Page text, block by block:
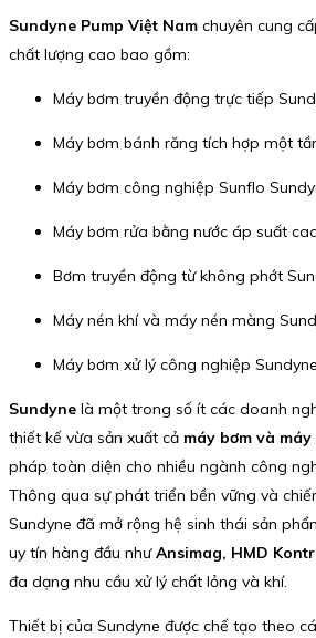
Sundyne Pump Việt Nam chuyên cung
chất lượng cao bao gồm:
Máy bơm truyền động trực tiếp
Máy bơm bánh răng tích hợp một
Máy bơm công nghiệp Sunflo
Máy bơm rửa bằng nước áp suất
Bơm truyền động từ không phớt
Máy nén khí và máy nén màng
Máy bơm xử lý công nghiệp Sundyne
Sundyne là một trong số ít các doanh
thiết kế vừa sản xuất cả máy bơm và máy
pháp toàn diện cho nhiều ngành công
Thông qua sự phát triển bền vững và
Sundyne đã mở rộng hệ sinh thái sản
uy tín hàng đầu nhưAnsimag, HMD
đa dạng nhu cầu xử lý chất lỏng và khí.
Thiết bị của Sundyne được chế tạo theo